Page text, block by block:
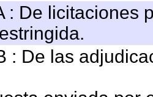
: De licitaciones
: De las